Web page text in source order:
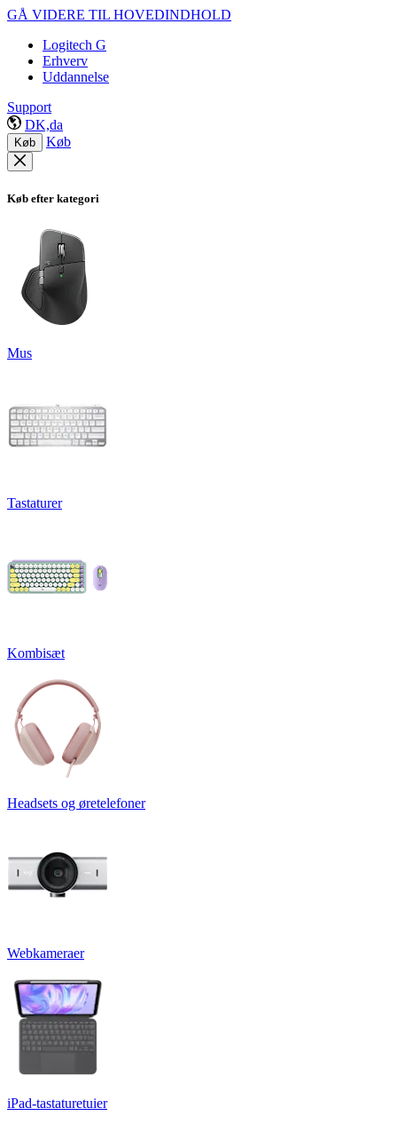
GÅ VIDERE TIL HOVEDINDHOLD
Logitech G
Erhverv
Uddannelse
Support
DK,da
Køb Køb
Køb efter kategori
Mus
Tastaturer
Kombisæt
Headsets og øretelefoner
Webkameraer
iPad-tastaturetuier